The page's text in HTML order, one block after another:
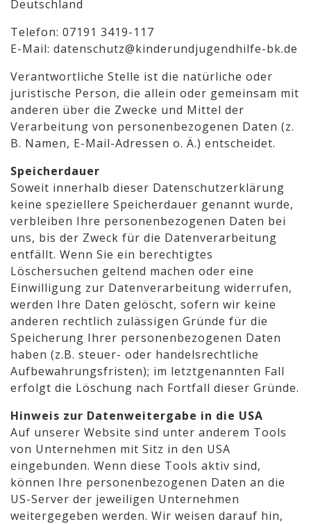
Deutschland
Telefon: 07191 3419-117
E-Mail: datenschutz@kinderundjugendhilfe-bk.de
Verantwortliche Stelle ist die natürliche oder
juristische Person, die allein oder gemeinsam mit
anderen über die Zwecke und Mittel der
Verarbeitung von personenbezogenen Daten (z.
B. Namen, E-Mail-Adressen o. Ä.) entscheidet.
Speicherdauer
Soweit innerhalb dieser Datenschutzerklärung
keine speziellere Speicherdauer genannt wurde,
verbleiben Ihre personenbezogenen Daten bei
uns, bis der Zweck für die Datenverarbeitung
entfällt. Wenn Sie ein berechtigtes
Löschersuchen geltend machen oder eine
Einwilligung zur Datenverarbeitung widerrufen,
werden Ihre Daten gelöscht, sofern wir keine
anderen rechtlich zulässigen Gründe für die
Speicherung Ihrer personenbezogenen Daten
haben (z.B. steuer- oder handelsrechtliche
Aufbewahrungsfristen); im letztgenannten Fall
erfolgt die Löschung nach Fortfall dieser Gründe.
Hinweis zur Datenweitergabe in die USA
Auf unserer Website sind unter anderem Tools
von Unternehmen mit Sitz in den USA
eingebunden. Wenn diese Tools aktiv sind,
können Ihre personenbezogenen Daten an die
US-Server der jeweiligen Unternehmen
weitergegeben werden. Wir weisen darauf hin,